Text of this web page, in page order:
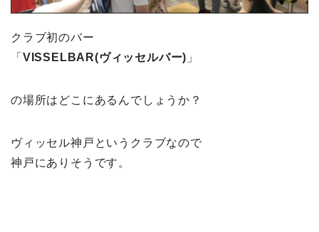
クラブ初のバー
「 VISSELBAR(ヴィッセルバー) 」
の場所はどこにあるんでしょうか？
ヴィッセル神戸というクラブなので
神戸にありそうです。